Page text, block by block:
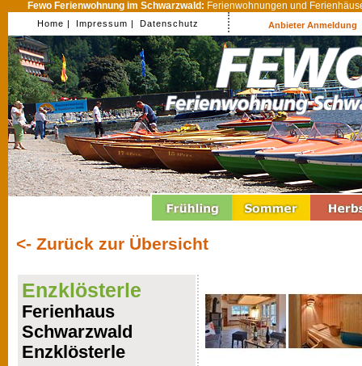
Fewo Ferienwohnung im Schwarzwald: Ferienwohnungen und
Home | Impressum | Datenschutz Anbieter Anmeldung
<- Zurück zur Übersicht
Enzklösterle
Ferienhaus
Schwarzwald
Enzklösterle